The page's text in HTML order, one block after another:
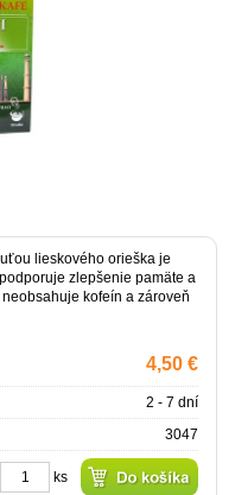
lieskového orieška je
zlepšenie pamäte a
kofeín a zároveň
4,50 €
2 - 7 dní
3047
ks